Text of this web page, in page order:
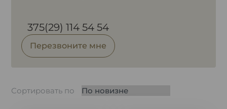
375(29) 114 54 54
Перезвоните мне
Сортировать по